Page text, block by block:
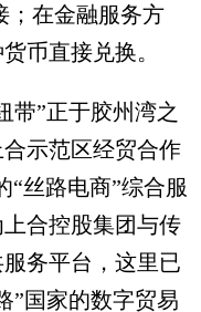
；在金融服务方
币直接兑换。
”正于胶州湾之
示范区经贸合作
“丝路电商”综合服
合控股集团与传
务平台，这里已
”国家的数字贸易